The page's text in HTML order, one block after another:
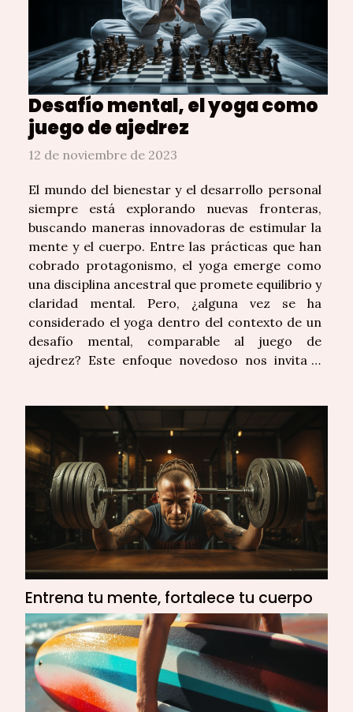
Desafío mental, el yoga como
juego de ajedrez
12 de noviembre de 2023
El mundo del bienestar y el desarrollo personal
siempre está explorando nuevas fronteras,
buscando maneras innovadoras de estimular la
mente y el cuerpo. Entre las prácticas que han
cobrado protagonismo, el yoga emerge como
una disciplina ancestral que promete equilibrio y
claridad mental. Pero, ¿alguna vez se ha
considerado el yoga dentro del contexto de un
desafío mental, comparable al juego de
ajedrez? Este enfoque novedoso nos invita a
estratégico para la mente. Cada movimiento,
como en el ajedrez, debe...
Entrena tu mente, fortalece tu cuerpo